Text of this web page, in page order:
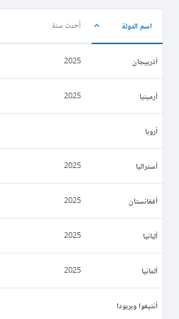
اسم الدولة أحدث سنة
أذربيجان 2025
أرمينيا 2025
أروبا
أستراليا 2025
أفغانستان 2025
ألبانيا 2025
ألمانيا 2025
أنتيغوا وبربودا